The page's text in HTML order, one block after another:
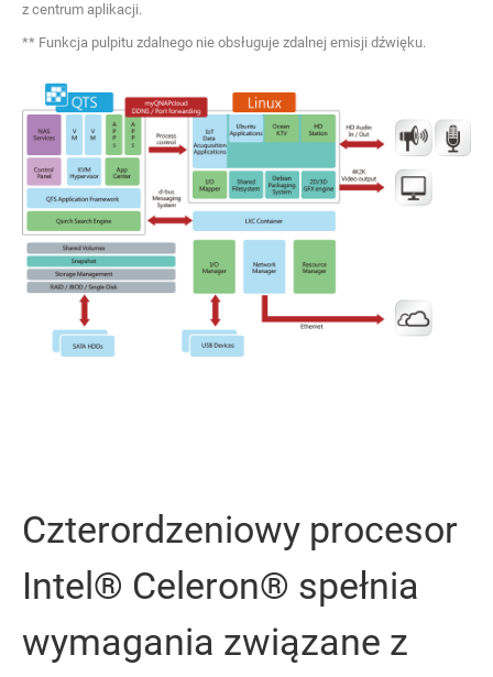
z centrum aplikacji.
** Funkcja pulpitu zdalnego nie obsługuje zdalnej emisji dźwięku.
Czterordzeniowy procesor
Intel® Celeron® spełnia
wymagania związane z